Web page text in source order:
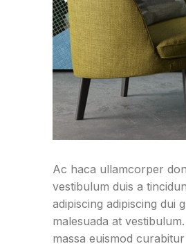
Ac haca ullamcorper
vestibulum duis a
adipiscing adipiscing dui
malesuada at
massa euismod